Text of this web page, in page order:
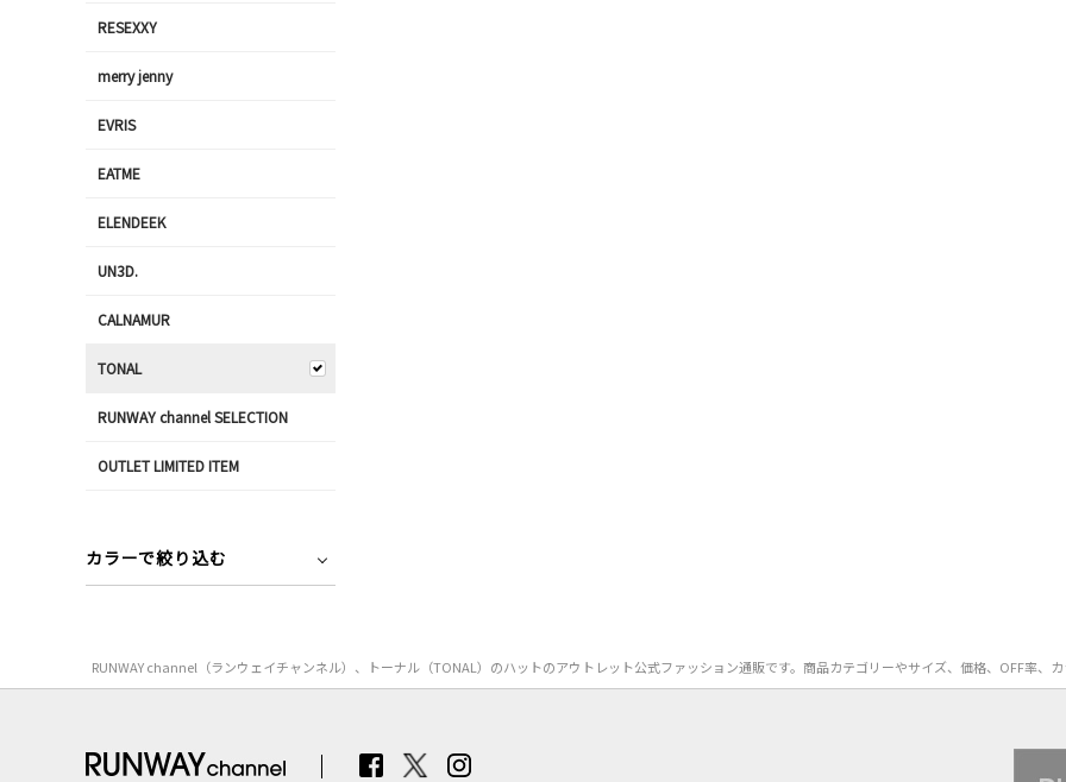
RESEXXY
merry jenny
EVRIS
EATME
ELENDEEK
UN3D.
CALNAMUR
TONAL
RUNWAY channel SELECTION
OUTLET LIMITED ITEM
カラーで絞り込む
RUNWAY channel（ランウェイチャンネル）、トーナル（TONAL）のハットのアウトレット公式ファッション通販です。商品カテゴリーやサイズ、価格、OFF率、